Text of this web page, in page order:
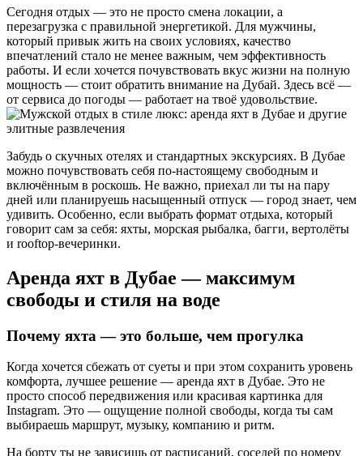
Сегодня отдых — это не просто смена локации, а
перезагрузка с правильной энергетикой. Для мужчины,
который привык жить на своих условиях, качество
впечатлений стало не менее важным, чем эффективность
работы. И если хочется почувствовать вкус жизни на полную
мощность — стоит обратить внимание на Дубай. Здесь всё —
от сервиса до погоды — работает на твоё удовольствие.
Забудь о скучных отелях и стандартных экскурсиях. В Дубае
можно почувствовать себя по-настоящему свободным и
включённым в роскошь. Не важно, приехал ли ты на пару
дней или планируешь насыщенный отпуск — город знает, чем
удивить. Особенно, если выбрать формат отдыха, который
говорит сам за себя: яхты, морская рыбалка, багги, вертолёты
и rooftop-вечеринки.
Аренда яхт в Дубае — максимум
свободы и стиля на воде
Почему яхта — это больше, чем прогулка
Когда хочется сбежать от суеты и при этом сохранить уровень
комфорта, лучшее решение — аренда яхт в Дубае. Это не
просто способ передвижения или красивая картинка для
Instagram. Это — ощущение полной свободы, когда ты сам
выбираешь маршрут, музыку, компанию и ритм.
На борту ты не зависишь от расписаний, соседей по номеру